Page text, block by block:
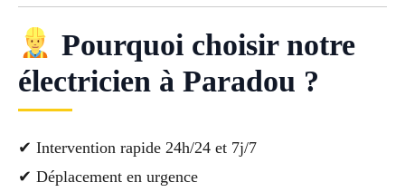
Pourquoi choisir notre
électricien à Paradou ?
✔ Intervention rapide 24h/24 et 7j/7
✔ Déplacement en urgence